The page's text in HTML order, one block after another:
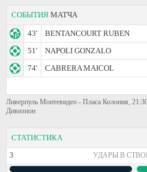
СОБЫТИЯ МАТЧА
43'
BENTANCOURT RUBEN
51'
NAPOLI GONZALO
74'
CABRERA MAICOL
Ливерпуль Монтевидео - Пласа Колония,
Дивизион
СТАТИСТИКА
3 УДАРЫ В